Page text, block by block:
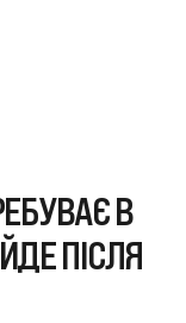
В
ПІСЛЯ